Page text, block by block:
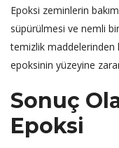
Epoksi zeminlerin
süpürülmesi ve nemli
temizlik maddelerinden
epoksinin yüzeyine
Sonuç
Epoksi